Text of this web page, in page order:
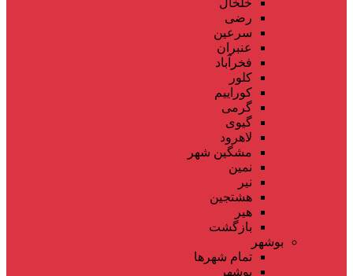
رضی
سرعین
عنبران
فخرآباد
کلور
کوراییم
گرمی
گیوی
لاهرود
مشگین شهر
نمین
نیر
هشتجین
هیر
بازگشت
بوشهر
تمام شهر‌ها
بوشهر